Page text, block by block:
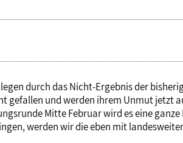
Europa
durch das Nicht-Ergebnis der
gefallen und werden ihrem Unmut jetzt
Mitte Februar wird es eine
werden wir die eben mit